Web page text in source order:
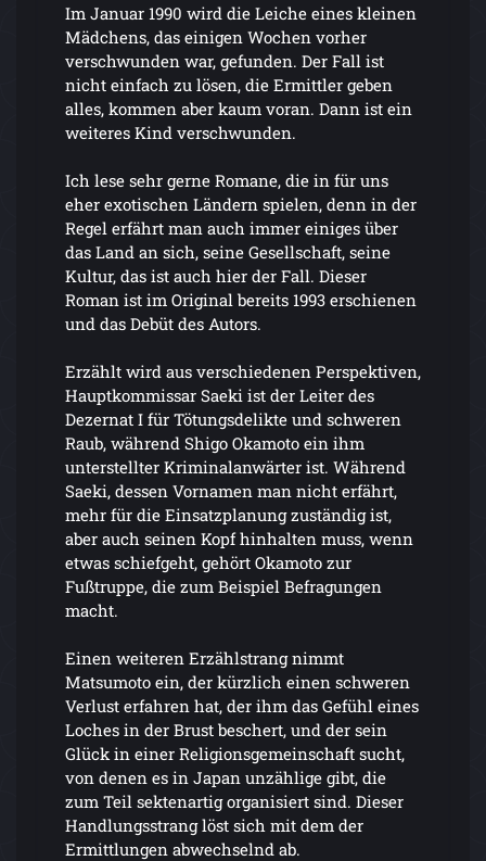
Im Januar 1990 wird die Leiche eines kleinen
Mädchens, das einigen Wochen vorher
verschwunden war, gefunden. Der Fall ist
nicht einfach zu lösen, die Ermittler geben
alles, kommen aber kaum voran. Dann ist ein
weiteres Kind verschwunden.
Ich lese sehr gerne Romane, die in für uns
eher exotischen Ländern spielen, denn in der
Regel erfährt man auch immer einiges über
das Land an sich, seine Gesellschaft, seine
Kultur, das ist auch hier der Fall. Dieser
Roman ist im Original bereits 1993 erschienen
und das Debüt des Autors.
Erzählt wird aus verschiedenen Perspektiven,
Hauptkommissar Saeki ist der Leiter des
Dezernat I für Tötungsdelikte und schweren
Raub, während Shigo Okamoto ein ihm
unterstellter Kriminalanwärter ist. Während
Saeki, dessen Vornamen man nicht erfährt,
mehr für die Einsatzplanung zuständig ist,
aber auch seinen Kopf hinhalten muss, wenn
etwas schiefgeht, gehört Okamoto zur
Fußtruppe, die zum Beispiel Befragungen
macht.
Einen weiteren Erzählstrang nimmt
Matsumoto ein, der kürzlich einen schweren
Verlust erfahren hat, der ihm das Gefühl eines
Loches in der Brust beschert, und der sein
Glück in einer Religionsgemeinschaft sucht,
von denen es in Japan unzählige gibt, die
zum Teil sektenartig organisiert sind. Dieser
Handlungsstrang löst sich mit dem der
Ermittlungen abwechselnd ab.